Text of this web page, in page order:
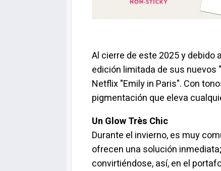
Al cierre de este 2025 y debido
edición limitada de sus nuevos
Netflix "Emily in Paris". Con
pigmentación que eleva
Un Glow Très Chic
Durante el invierno, es muy
ofrecen una solución
convirtiéndose, así, en el